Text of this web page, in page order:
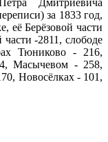
Дмитриевича
за 1833 год,
её Берёзовой части
-2811, слободе
Тюниково - 216,
Масычевом - 258,
Новосёлках - 101,